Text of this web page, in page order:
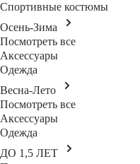
Спортивные костюмы
Осень-Зима
Посмотреть все
Аксессуары
Одежда
Весна-Лето
Посмотреть все
Аксессуары
Одежда
ДО 1,5 ЛЕТ